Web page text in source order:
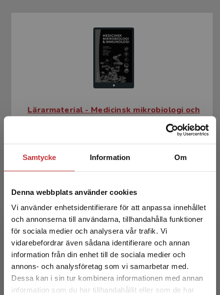
Samtycke Information Om
Denna webbplats använder cookies
Vi använder enhetsidentifierare för att anpassa innehållet
och annonserna till användarna, tillhandahålla funktioner
för sociala medier och analysera vår trafik. Vi
vidarebefordrar även sådana identifierare och annan
information från din enhet till de sociala medier och
annons- och analysföretag som vi samarbetar med.
Dessa kan i sin tur kombinera informationen med annan
information som du har tillhandahållit eller som de har
Begränsad fraktregion
Lärarmaterial - Medicinsk mikrobiologi och
Medicinsk mikrobiologi & immunologi
Brauner, Annelie m.fl. (red.)
936 krinkl. moms